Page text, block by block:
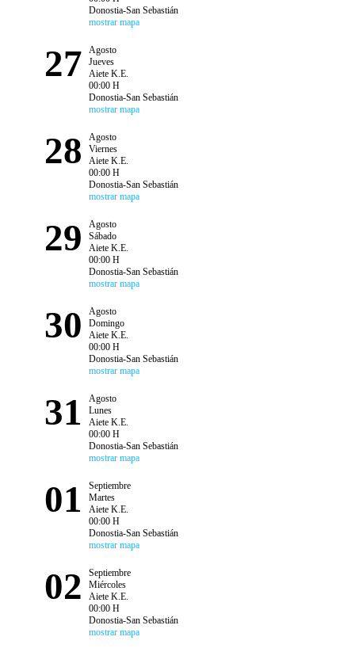
Donostia-San Sebastián
mostrar mapa
27
Agosto
Jueves
Aiete K.E.
00:00 H
Donostia-San Sebastián
mostrar mapa
28
Agosto
Viernes
Aiete K.E.
00:00 H
Donostia-San Sebastián
mostrar mapa
29
Agosto
Sábado
Aiete K.E.
00:00 H
Donostia-San Sebastián
mostrar mapa
30
Agosto
Domingo
Aiete K.E.
00:00 H
Donostia-San Sebastián
mostrar mapa
31
Agosto
Lunes
Aiete K.E.
00:00 H
Donostia-San Sebastián
mostrar mapa
01
Septiembre
Martes
Aiete K.E.
00:00 H
Donostia-San Sebastián
mostrar mapa
02
Septiembre
Miércoles
Aiete K.E.
00:00 H
Donostia-San Sebastián
mostrar mapa